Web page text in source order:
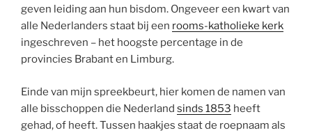
geven leiding aan hun bisdom. Ongeveer een kwart van
alle Nederlanders staat bij een rooms-katholieke kerk
ingeschreven – het hoogste percentage in de
provincies Brabant en Limburg.
Einde van mijn spreekbeurt, hier komen de namen van
alle bisschoppen die Nederland sinds 1853 heeft
gehad, of heeft. Tussen haakjes staat de roepnaam als